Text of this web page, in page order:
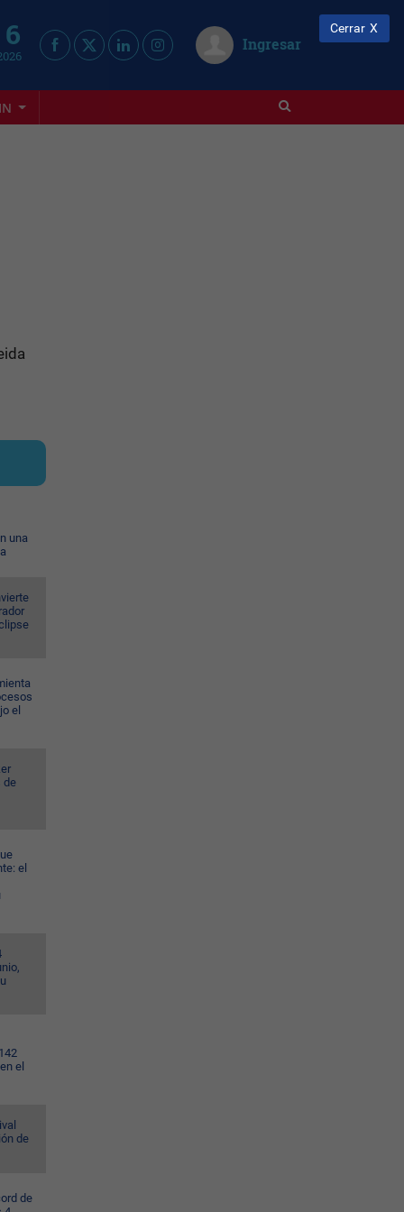
Ingresar
una
el
de
el
el
de
de
Cerrar